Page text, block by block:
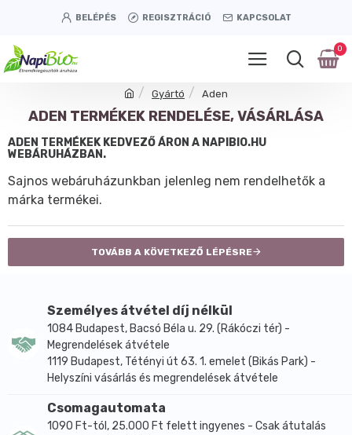
BELÉPÉS REGISZTRÁCIÓ KAPCSOLAT
0
Gyártó Aden
ADEN TERMÉKEK RENDELÉSE, VÁSÁRLÁSA
ADEN TERMÉKEK KEDVEZŐ ÁRON A NAPIBIO.HU
WEBÁRUHÁZBAN.
Sajnos webáruházunkban jelenleg nem rendelhetők a
márka termékei.
TOVÁBB A KÖVETKEZŐ LÉPÉSRE
Személyes átvétel díj nélkül
1084 Budapest, Bacsó Béla u. 29. (Rákóczi tér) -
Megrendelések átvétele
1119 Budapest, Tétényi út 63. 1. emelet (Bikás Park) -
Helyszíni vásárlás és megrendelések átvétele
Csomagautomata
1090 Ft-tól, 25.000 Ft felett ingyenes - Csak átutalás